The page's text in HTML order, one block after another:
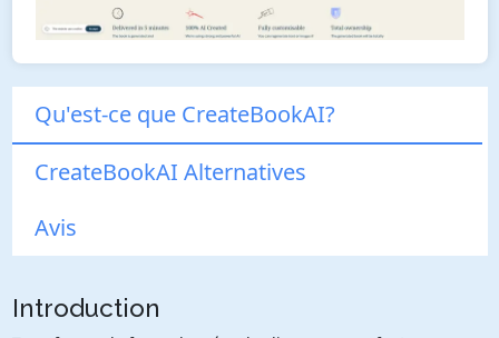
Qu'est-ce que CreateBookAI?
CreateBookAI Alternatives
Avis
Introduction